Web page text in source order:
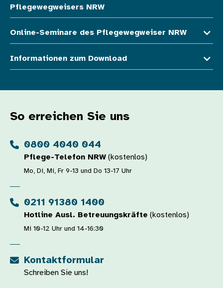
Pflegewegweisers NRW
Online-Seminare des Pflegewegweiser NRW
Informationen zum Download
So erreichen Sie uns
0800 4040 044
Pflege-Telefon NRW (kostenlos)
Mo, Di, Mi, Fr 9-13 und Do 13-17 Uhr
0211 91380 1400
Hotline Ausl. Betreuungskräfte (kostenlos)
Mi 10-12 Uhr und 14-16:30
Kontaktformular
Schreiben Sie uns!